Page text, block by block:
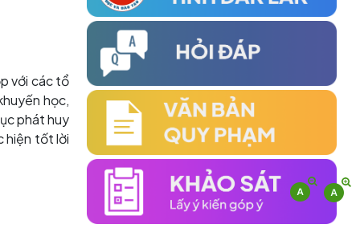
với các tổ
học,
phát huy
hiện tốt lời
(19/03/2026)
TỔ CHỨC THÀNH CÔNG HỘI NGHỊ
KHUYẾN HỌC VÀ TRAO HỌC BỔNG ĐẦU
NĂM 2026 KHU VỰC PHÍA ĐÔNG TỈNH
(06/03/2026)
ĐẠI HỘI ĐẠI BIỂU HỘI KHUYẾN HỌC TỈNH
ĐẮK LẮK LẦN THỨ I, NHIỆM KỲ 2026 – 2031
ĐÃ THÀNH CÔNG RẤT TỐT ĐẸP
(22/06/2026)